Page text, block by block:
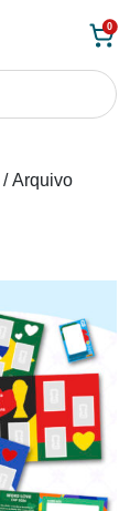
0
/ Arquivo